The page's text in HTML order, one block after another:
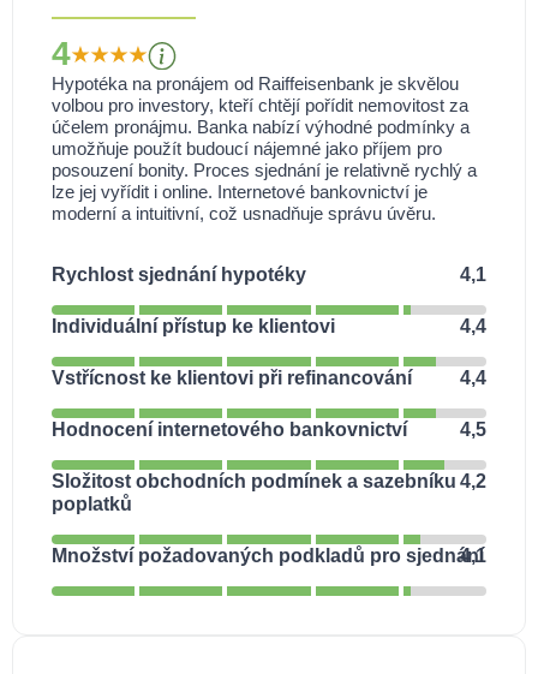
4
Hypotéka na pronájem od Raiffeisenbank je skvělou
volbou pro investory, kteří chtějí pořídit nemovitost za
účelem pronájmu. Banka nabízí výhodné podmínky a
umožňuje použít budoucí nájemné jako příjem pro
posouzení bonity. Proces sjednání je relativně rychlý a
lze jej vyřídit i online. Internetové bankovnictví je
moderní a intuitivní, což usnadňuje správu úvěru.
Rychlost sjednání hypotéky 4,1
Individuální přístup ke klientovi 4,4
Vstřícnost ke klientovi při refinancování 4,4
Hodnocení internetového bankovnictví 4,5
Složitost obchodních podmínek a sazebníku
poplatků
4,2
Množství požadovaných podkladů pro sjednání
4,1